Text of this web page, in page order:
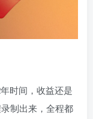
时间，收益还是
制出来，全程都